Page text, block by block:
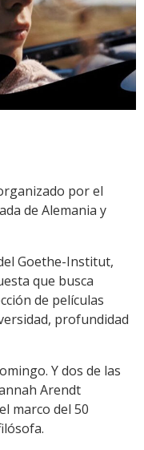
por el
de Alemania y
Goethe-Institut,
que busca
de películas
profundidad
Y dos de las
Arendt
marco del 50